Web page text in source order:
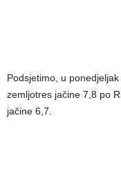
Podsjetimo, u
zemljotres jačine 7,8 po
jačine 6,7.